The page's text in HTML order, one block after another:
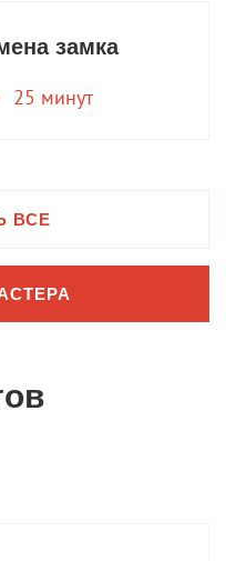
замка
25 минут
ВСЕ